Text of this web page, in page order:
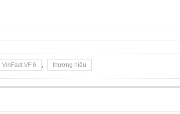
VinFast VF 6 , thương hiệu